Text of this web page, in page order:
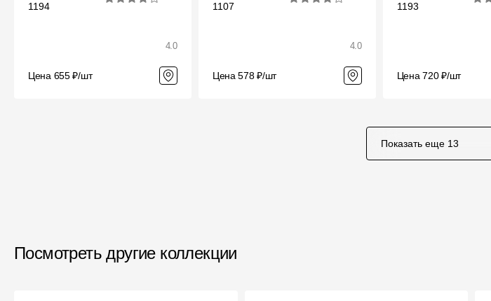
1194
4.0
Цена 655 ₽/шт
1107
4.0
Цена 578 ₽/шт
1193
Цена 720 ₽/шт
Показать еще 13
Посмотреть другие коллекции